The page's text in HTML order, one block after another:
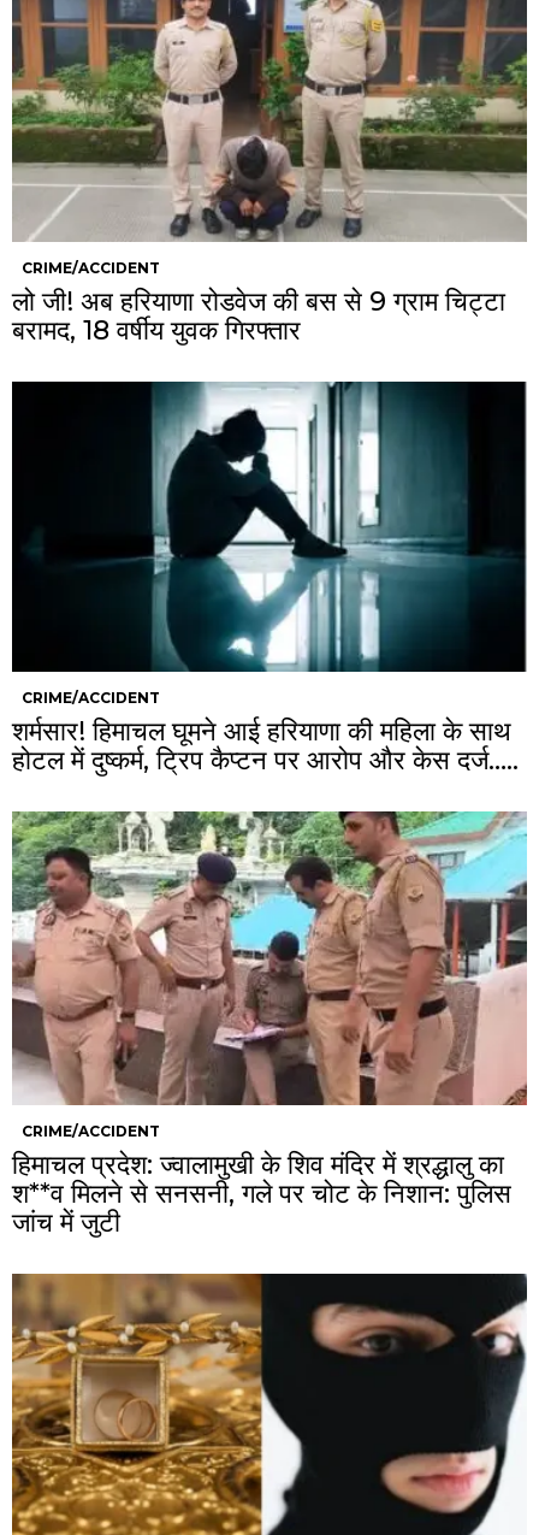
CRIME/ACCIDENT
लो जी! अब हरियाणा रोडवेज की बस से 9 ग्राम चिट्टा
बरामद, 18 वर्षीय युवक गिरफ्तार
CRIME/ACCIDENT
शर्मसार! हिमाचल घूमने आई हरियाणा की महिला के साथ
होटल में दुष्कर्म, ट्रिप कैप्टन पर आरोप और केस दर्ज…..
CRIME/ACCIDENT
हिमाचल प्रदेश: ज्वालामुखी के शिव मंदिर में श्रद्धालु का
श**व मिलने से सनसनी, गले पर चोट के निशान: पुलिस
जांच में जुटी